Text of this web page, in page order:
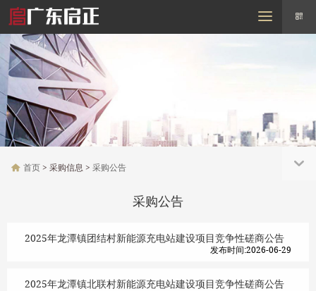
MENU
首页
走进启正
需求信息
采购信息
招标信息
行业动态
联系我们
首页> 采购信息 > 采购公告
采购公告
2025年龙潭镇团结村新能源充电站建设项目竞争性磋商公告
发布时间:2026-06-29
2025年龙潭镇北联村新能源充电站建设项目竞争性磋商公告